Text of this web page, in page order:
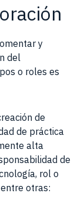
y
del
o roles es
de
de práctica
alta
de
rol o
otras: